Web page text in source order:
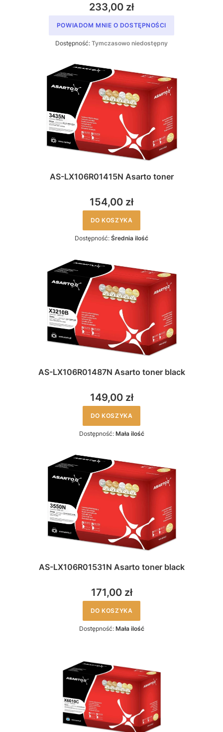
233,00 zł
POWIADOM MNIE O DOSTĘPNOŚCI
Dostępność: Tymczasowo niedostępny
AS-LX106R01415N Asarto toner
154,00 zł
DO KOSZYKA
Dostępność: Średnia ilość
AS-LX106R01487N Asarto toner black
149,00 zł
DO KOSZYKA
Dostępność: Mała ilość
AS-LX106R01531N Asarto toner black
171,00 zł
DO KOSZYKA
Dostępność: Mała ilość